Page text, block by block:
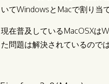
いてWindowsとMacで割り当
現在普及しているMacOSXは
た問題は解決されているので